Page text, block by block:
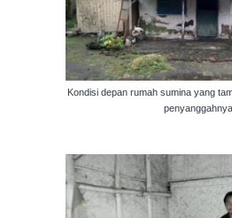
Kondisi depan rumah sumina yang
penyanggahnya